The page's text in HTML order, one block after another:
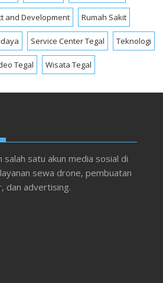
and Development Rumah Sakit
Service Center Tegal Teknologi
Tegal Wisata Tegal
satu akun media sosial di
sewa drone, pembuatan
dan advertising.